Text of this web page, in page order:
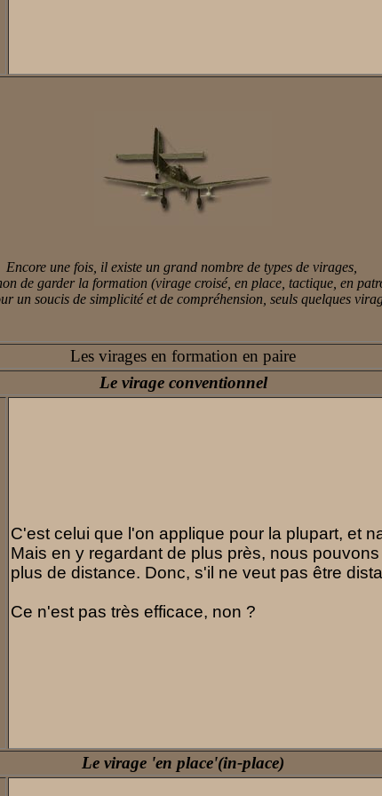
Encore une fois, il existe un grand nombre de types de virages,
de garder la formation (virage croisé, en place, tactique, en
un soucis de simplicité et de compréhension, seuls quelques
Les virages en formation en paire
Le virage conventionnel
C'est celui que l'on applique pour la plupart, et
Mais en y regardant de plus près, nous
plus de distance. Donc, s'il ne veut pas être
Ce n'est pas très efficace, non ?
Le virage 'en place'(in-place)